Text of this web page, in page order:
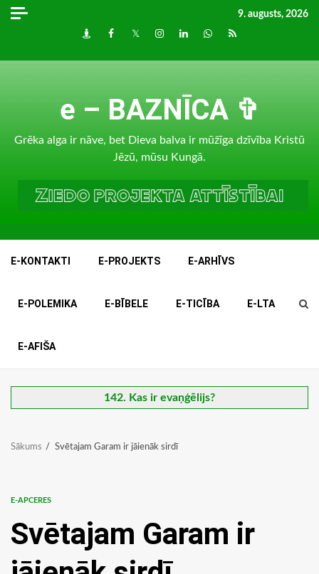
Skip
9. augusts, 2026
DraugiemFacebook
TwitterInstagram
LinkedInwhatsapp
RSS
e – BAZNĪCA ✞
Grēka alga ir nāve, bet Dieva balva ir mūžīga dzīvība Kristū
Jēzū, mūsu Kungā.
E-KONTAKTI E-PROJEKTS E-ARHĪVS
E-POLEMIKA E-BĪBELE E-TICĪBA E-LTA
E-AFIŠA
142. Kas ir evaņģēlijs?
Sākums Svētajam Garam ir jāienāk sirdī
E-APCERES
Svētajam Garam ir